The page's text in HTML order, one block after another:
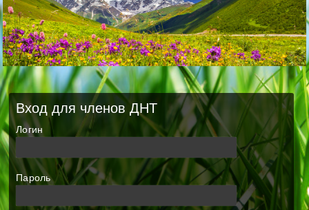
Вход для членов ДНТ
Логин
Пароль